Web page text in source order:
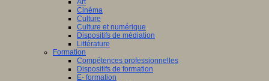
Art
Cinéma
Culture
Culture et numérique
Dispositifs de médiation
Littérature
Formation
Compétences professionnelles
Dispositifs de formation
E- formation